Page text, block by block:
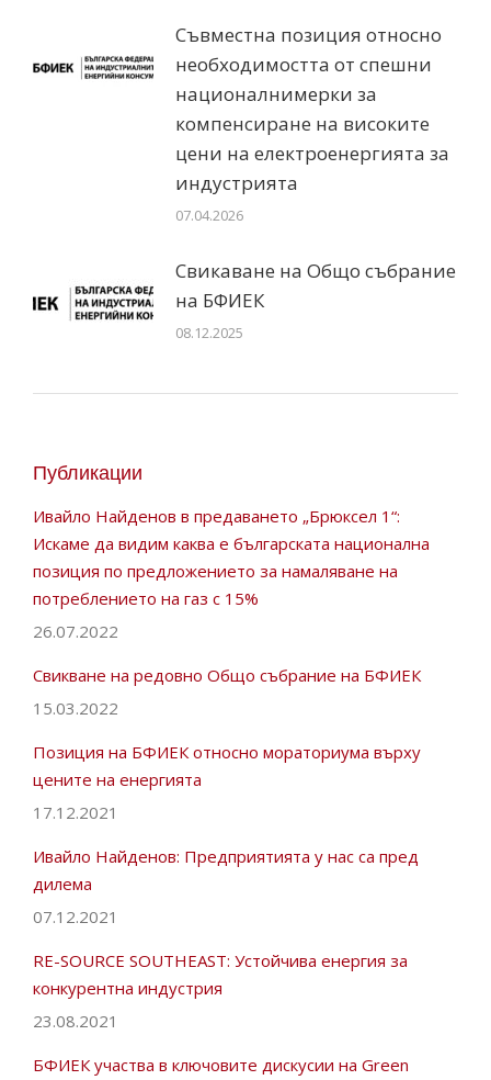
Съвместна позиция относно
необходимостта от спешни
националнимерки за
компенсиране на високите
цени на електроенергията за
индустрията
07.04.2026
Свикаване на Общо събрание
на БФИЕК
08.12.2025
Публикации
Ивайло Найденов в предаването „Брюксел 1“:
Искаме да видим каква е българската национална
позиция по предложението за намаляване на
потреблението на газ с 15%
26.07.2022
Свикване на редовно Общо събрание на БФИЕК
15.03.2022
Позиция на БФИЕК относно мораториума върху
цените на енергията
17.12.2021
Ивайло Найденов: Предприятията у нас са пред
дилема
07.12.2021
RE-SOURCE SOUTHEAST: Устойчива енергия за
конкурентна индустрия
23.08.2021
БФИЕК участва в ключовите дискусии на Green